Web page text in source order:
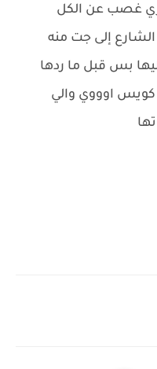
غصب عن الكل
إلى جت منه
بس قبل ما ردها
كويس اوووي والي